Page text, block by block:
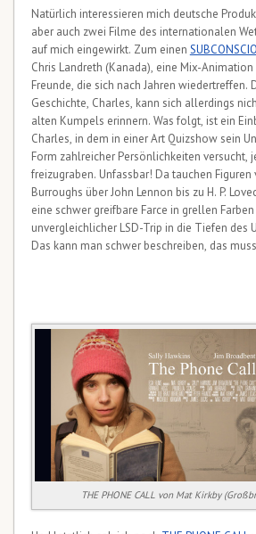
Natürlich interessieren mich deutsche
aber auch zwei Filme des internationalen
auf mich eingewirkt. Zum einen
Chris Landreth (Kanada), eine Mix-
Freunde, die sich nach Jahren wiedertreffen.
Geschichte, Charles, kann sich allerdings
alten Kumpels erinnern. Was folgt, ist ein
Charles, in dem in einer Art Quizshow sein
Form zahlreicher Persönlichkeiten versucht,
freizugraben. Unfassbar! Da tauchen Figuren
Burroughs über John Lennon bis zu H. P.
eine schwer greifbare Farce in grellen
unvergleichlicher LSD-Trip in die Tiefen des
Das kann man schwer beschreiben, das
THE PHONE CALL von Mat Kirkby